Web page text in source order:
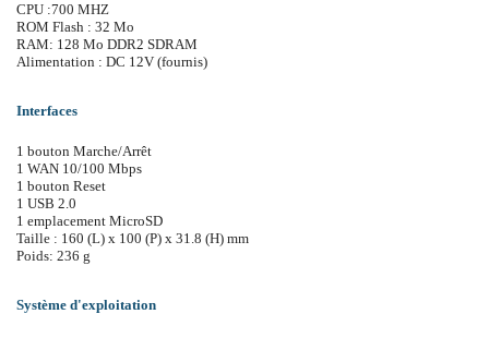
CPU :700 MHZ
ROM Flash : 32 Mo
RAM: 128 Mo DDR2 SDRAM
Alimentation : DC 12V (fournis)
Interfaces
1 bouton Marche/Arrêt
1 WAN 10/100 Mbps
1 bouton Reset
1 USB 2.0
1 emplacement MicroSD
Taille : 160 (L) x 100 (P) x 31.8 (H) mm
Poids: 236 g
Système d'exploitation